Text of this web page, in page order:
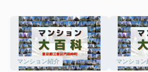
マンション紹介 マンション